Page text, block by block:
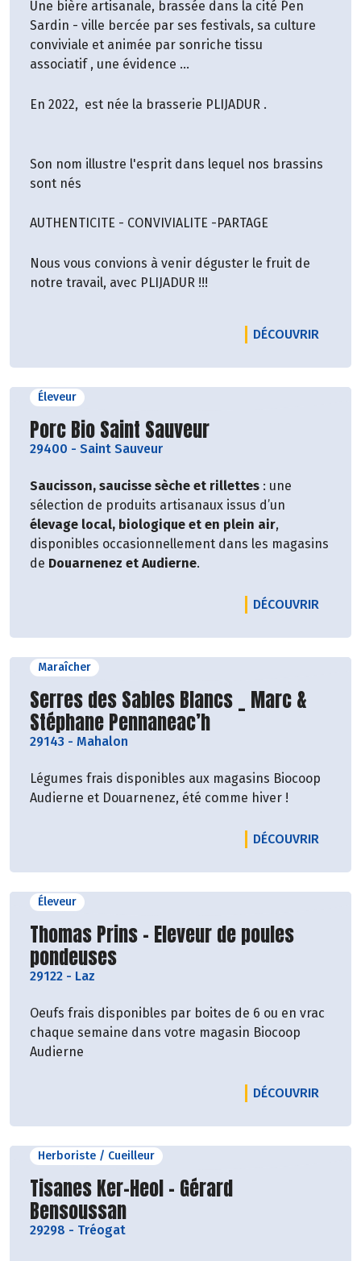
Une bière artisanale, brassée dans la cité Pen
Sardin - ville bercée par ses festivals, sa culture
conviviale et animée par sonriche tissu
associatif , une évidence …
En 2022, est née la brasserie PLIJADUR .
Son nom illustre l'esprit dans lequel nos brassins
sont nés
AUTHENTICITE - CONVIVIALITE -PARTAGE
Nous vous convions à venir déguster le fruit de
notre travail, avec PLIJADUR !!!
DÉCOUVRIR
Éleveur
Découvrir le producteur
Porc Bio Saint Sauveur
29400 - Saint Sauveur
Saucisson, saucisse sèche et rillettes : une
sélection de produits artisanaux issus d’un
élevage local, biologique et en plein air,
disponibles occasionnellement dans les magasins
de Douarnenez et Audierne.
DÉCOUVRIR
Maraîcher
Découvrir le producteur
Serres des Sables Blancs _ Marc &
Stéphane Pennaneac’h
29143 - Mahalon
Légumes frais disponibles aux magasins Biocoop
Audierne et Douarnenez, été comme hiver !
DÉCOUVRIR
Éleveur
Découvrir le producteur
Thomas Prins - Eleveur de poules
pondeuses
29122 - Laz
Oeufs frais disponibles par boites de 6 ou en vrac
chaque semaine dans votre magasin Biocoop
Audierne
DÉCOUVRIR
Herboriste / Cueilleur
Découvrir le producteur
Tisanes Ker-Heol - Gérard
Bensoussan
29298 - Tréogat